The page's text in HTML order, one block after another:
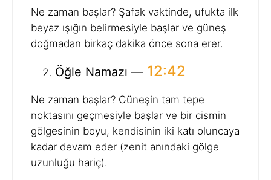
Ne zaman başlar? Şafak vaktinde, ufukta ilk
beyaz ışığın belirmesiyle başlar ve güneş
doğmadan birkaç dakika önce sona erer.
Öğle Namazı — 12:42
Ne zaman başlar? Güneşin tam tepe
noktasını geçmesiyle başlar ve bir cismin
gölgesinin boyu, kendisinin iki katı oluncaya
kadar devam eder (zenit anındaki gölge
uzunluğu hariç).